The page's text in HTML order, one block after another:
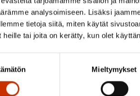
analysoimiseen. Lisäksi
tietoja siitä, miten käytät
heille tai joita on kerätty, kun olet
Mieltymykset
maaliskuu